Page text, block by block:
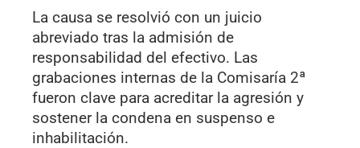
La causa se resolvió con un juicio
abreviado tras la admisión de
responsabilidad del efectivo. Las
grabaciones internas de la Comisaría 2ª
fueron clave para acreditar la agresión y
sostener la condena en suspenso e
inhabilitación.